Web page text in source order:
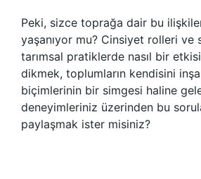
Peki, sizce toprağa dair bu
yaşanıyor mu? Cinsiyet rolleri ve
tarımsal pratiklerde nasıl bir
dikmek, toplumların kendisini
biçimlerinin bir simgesi haline
deneyimleriniz üzerinden bu
paylaşmak ister misiniz?